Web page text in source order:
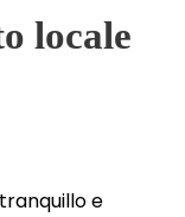
locale
e